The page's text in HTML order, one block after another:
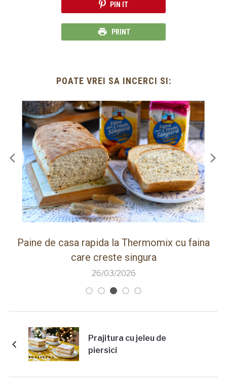
PIN IT
PRINT
POATE VREI SA INCERCI SI:
Paine de casa rapida la Thermomix cu faina
care creste singura
26/03/2026
Prajitura cu jeleu de
piersici